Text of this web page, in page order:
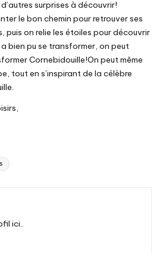
surprises à découvrir!
le bon chemin pour retrouver ses
puis on relie les étoiles pour découvrir
bien pu se transformer, on peut
Cornebidouille!On peut même
tout en s’inspirant de la célèbre
ici..